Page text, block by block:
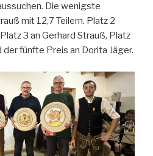
Die wenigste
mit 12,7 Teilern. Platz 2
3 an Gerhard Strauß, Platz
der fünfte Preis an Dorita Jäger.